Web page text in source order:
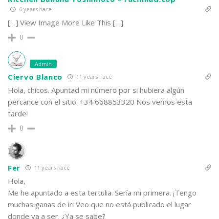
Moriah Grey (MU)
Juancar (CB)
Sierrihr (MU)
6 years hace
[…] View Image More Like This […]
0
Admin
Ciervo Blanco 11 years hace
Hola, chicos. Apuntad mi número por si hubiera algún
percance con el sitio: +34 668853320 Nos vemos esta
tarde!
0
Fer 11 years hace
Hola,
Me he apuntado a esta tertulia. Sería mi primera. ¡Tengo
muchas ganas de ir! Veo que no está publicado el lugar
donde va a ser. ¿Ya se sabe?